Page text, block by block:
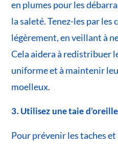
en plumes pour les
la saleté. Tenez-les par les
légèrement, en veillant à
Cela aidera à redistribuer
uniforme et à maintenir
moelleux.
3. Utilisez une taie
Pour prévenir les taches et